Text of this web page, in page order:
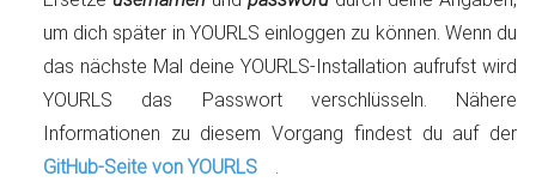
um dich später in YOURLS einloggen zu können. Wenn du
das nächste Mal deine YOURLS-Installation aufrufst wird
YOURLS das Passwort verschlüsseln. Nähere
Informationen zu diesem Vorgang findest du auf der
GitHub-Seite von YOURLS
.